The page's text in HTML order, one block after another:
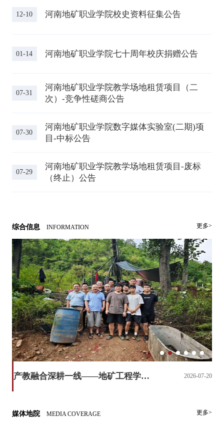
12-10 河南地矿职业学院校史资料征集公告
01-14 河南地矿职业学院七十周年校庆捐赠公告
07-31
河南地矿职业学院教学场地租赁项目（二
次）-竞争性磋商公告
07-30
河南地矿职业学院数字媒体实验室(二期)项
目-中标公告
07-29
河南地矿职业学院教学场地租赁项目-废标
（终止）公告
综合信息 INFORMATION 更多>
产教融合深耕一线——地矿工程学院顺利承接嵩县某... 2026-07-20
媒体地院 MEDIA COVERAGE 更多>